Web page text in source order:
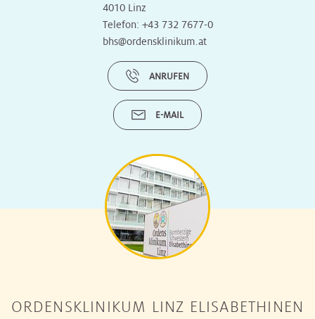
4010 Linz
Telefon: +43 732 7677-0
bhs@ordensklinikum.at
ANRUFEN
E-MAIL
ORDENSKLINIKUM LINZ ELISABETHINEN